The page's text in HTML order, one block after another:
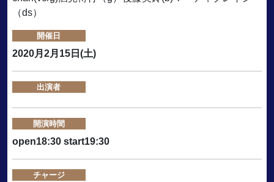
開催日
2020月2月15日(土)
出演者
開演時間
open18:30 start19:30
チャージ